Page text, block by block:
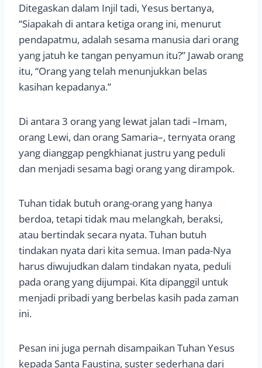
Ditegaskan dalam Injil tadi, Yesus bertanya,
“Siapakah di antara ketiga orang ini, menurut
pendapatmu, adalah sesama manusia dari orang
yang jatuh ke tangan penyamun itu?” Jawab orang
itu, “Orang yang telah menunjukkan belas
kasihan kepadanya.”
Di antara 3 orang yang lewat jalan tadi –Imam,
orang Lewi, dan orang Samaria–, ternyata orang
yang dianggap pengkhianat justru yang peduli
dan menjadi sesama bagi orang yang dirampok.
Tuhan tidak butuh orang-orang yang hanya
berdoa, tetapi tidak mau melangkah, beraksi,
atau bertindak secara nyata. Tuhan butuh
tindakan nyata dari kita semua. Iman pada-Nya
harus diwujudkan dalam tindakan nyata, peduli
pada orang yang dijumpai. Kita dipanggil untuk
menjadi pribadi yang berbelas kasih pada zaman
ini.
Pesan ini juga pernah disampaikan Tuhan Yesus
kepada Santa Faustina, suster sederhana dari